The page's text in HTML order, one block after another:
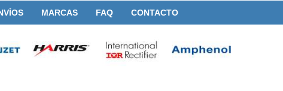
MARCAS FAQ CONTACTO